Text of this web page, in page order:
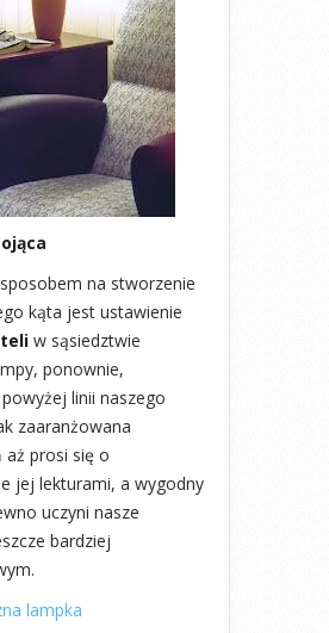
na stworzenie
kąta jest ustawienie
w sąsiedztwie
ponownie,
linii naszego
zaaranżowana
aż prosi się o
jej lekturami, a wygodny
uczyni nasze
bardziej